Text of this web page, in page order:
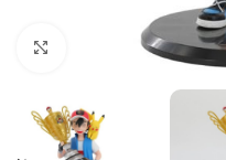
Nhấp để phóng to